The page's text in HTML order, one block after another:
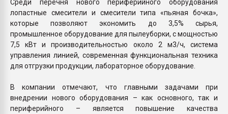
Среди перечня нового периферийного оборудования
лопастные смесители и смесители типа «пьяная бочка»,
которые позволяют экономить до 3,5% сырья,
промышленное оборудование для пылеуборки, с мощностью
7,5 кВт и производительностью около 2 м3/ч, система
управления линией, современная функциональная техника
для отгрузки продукции, лабораторное оборудование.
В компании отмечают, что главными задачами при
внедрении нового оборудования – как основного, так и
периферийного – является повышение качества